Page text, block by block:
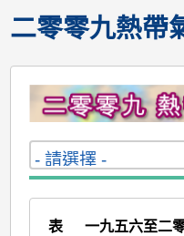
二零零九熱帶
表
一九五六至二